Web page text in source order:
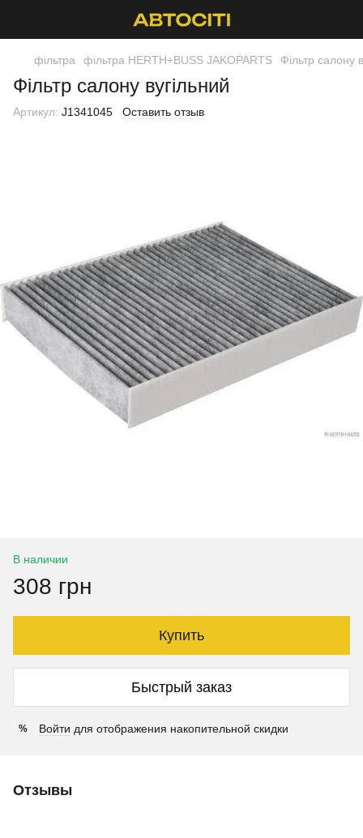
фільтра фільтра HERTH+BUSS JAKOPARTS Фільтр салону
Фільтр салону вугільний
Артикул: J1341045 Оставить отзыв
В наличии
308 грн
Купить
Быстрый заказ
% Войти для отображения накопительной скидки
Отзывы